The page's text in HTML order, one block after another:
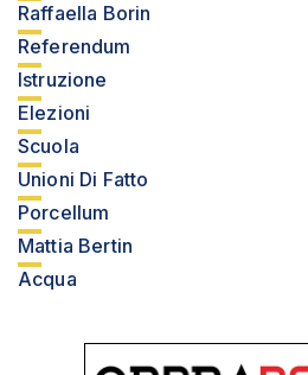
Raffaella Borin
Referendum
Istruzione
Elezioni
Scuola
Unioni Di Fatto
Porcellum
Mattia Bertin
Acqua